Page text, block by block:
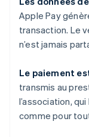
Apple Pay
transaction. Le
n’est jamais
Le paiement
transmis au
l’association,
comme pour